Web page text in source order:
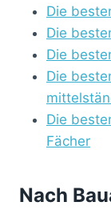
Die
Die
Die
Die
Die
Fächer
Nach